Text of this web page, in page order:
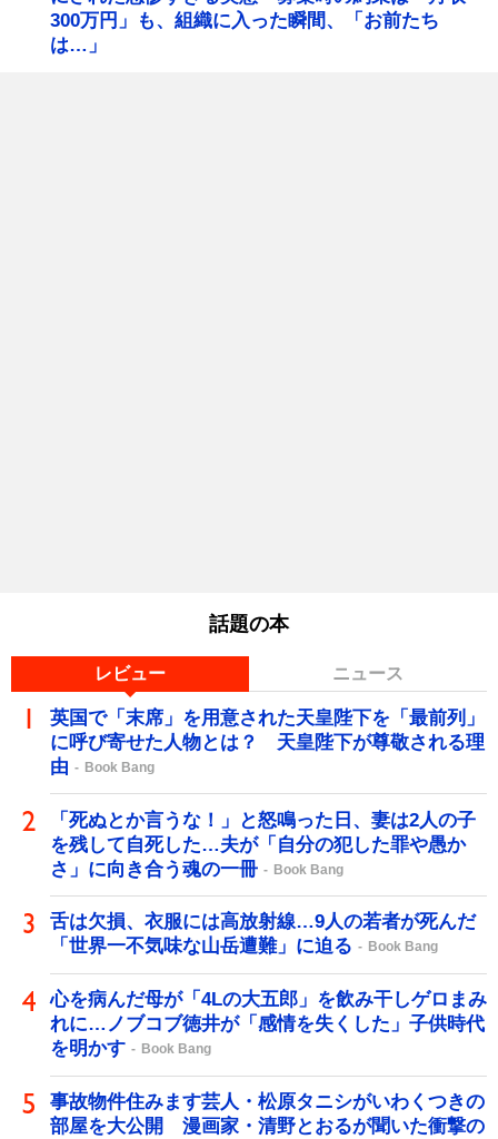
300万円」も、組織に入った瞬間、「お前たち
は…」
話題の本
レビュー ニュース
英国で「末席」を用意された天皇陛下を「最前列」
に呼び寄せた人物とは？ 天皇陛下が尊敬される理
由
Book Bang
「死ぬとか言うな！」と怒鳴った日、妻は2人の子
を残して自死した…夫が「自分の犯した罪や愚か
さ」に向き合う魂の一冊
Book Bang
舌は欠損、衣服には高放射線…9人の若者が死んだ
「世界一不気味な山岳遭難」に迫る
Book Bang
心を病んだ母が「4Lの大五郎」を飲み干しゲロまみ
れに…ノブコブ徳井が「感情を失くした」子供時代
を明かす
Book Bang
事故物件住みます芸人・松原タニシがいわくつきの
部屋を大公開 漫画家・清野とおるが聞いた衝撃の